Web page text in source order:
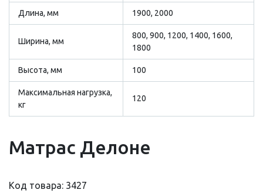
Длина, мм 1900, 2000
Ширина, мм
800, 900, 1200, 1400, 1600,
1800
Высота, мм 100
Максимальная нагрузка,
кг
120
Матрас Делоне
Код товара: 3427